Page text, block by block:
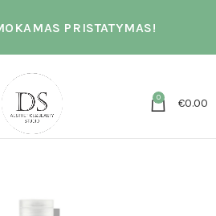
PRISTATYMAS!
0 €0.00